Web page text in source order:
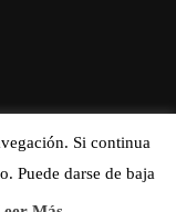
Si continua
Puede darse de baja